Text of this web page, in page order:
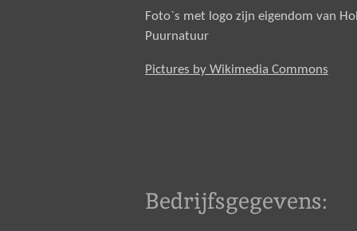
Foto`s met logo zijn eigendom van
Puurnatuur
Pictures by Wikimedia Commons
Bedrijfsgegevens: